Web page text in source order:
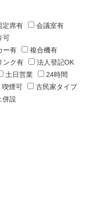
定席有
会議室有
可
ー有
複合機有
ンク有
法人登記OK
土日営業
24時間
喫煙可
古民家タイプ
併設